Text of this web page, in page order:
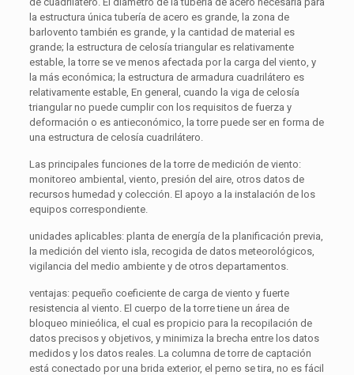
la estructura única tubería de acero es grande, la zona de
barlovento también es grande, y la cantidad de material es
grande; la estructura de celosía triangular es relativamente
estable, la torre se ve menos afectada por la carga del viento, y
la más económica; la estructura de armadura cuadrilátero es
relativamente estable, En general, cuando la viga de celosía
triangular no puede cumplir con los requisitos de fuerza y ​​
deformación o es antieconómico, la torre puede ser en forma de
una estructura de celosía cuadrilátero.
Las principales funciones de la torre de medición de viento:
monitoreo ambiental, viento, presión del aire, otros datos de
recursos humedad y colección. El apoyo a la instalación de los
equipos correspondiente.
unidades aplicables: planta de energía de la planificación previa,
la medición del viento isla, recogida de datos meteorológicos,
vigilancia del medio ambiente y de otros departamentos.
ventajas: pequeño coeficiente de carga de viento y fuerte
resistencia al viento. El cuerpo de la torre tiene un área de
bloqueo minieólica, el cual es propicio para la recopilación de
datos precisos y objetivos, y minimiza la brecha entre los datos
medidos y los datos reales. La columna de torre de captación
está conectado por una brida exterior, el perno se tira, no es fácil